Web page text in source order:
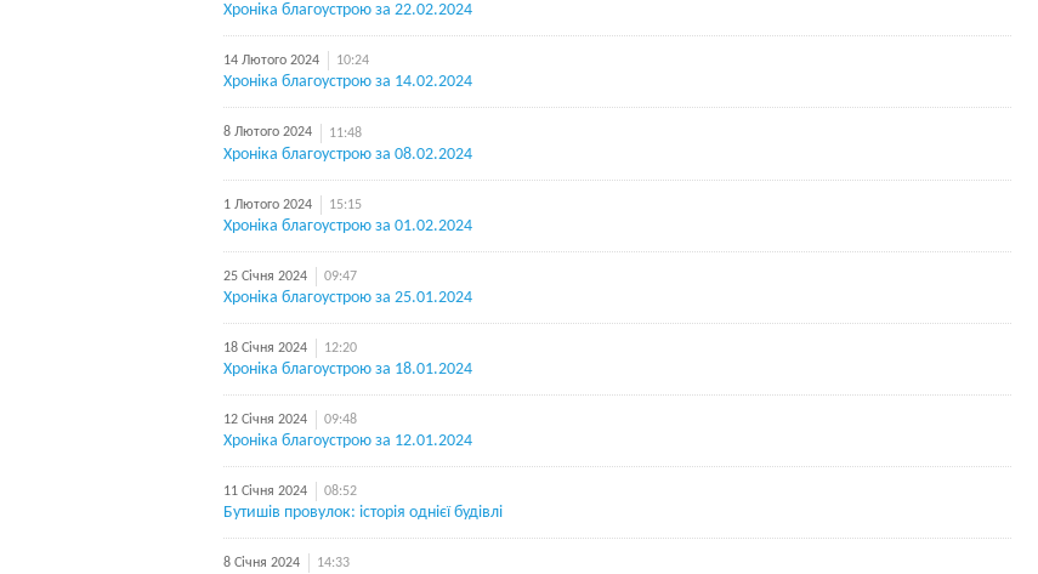
Хроніка благоустрою за 22.02.2024
14 Лютого 2024 10:24
Хроніка благоустрою за 14.02.2024
8 Лютого 2024 11:48
Хроніка благоустрою за 08.02.2024
1 Лютого 2024 15:15
Хроніка благоустрою за 01.02.2024
25 Січня 2024 09:47
Хроніка благоустрою за 25.01.2024
18 Січня 2024 12:20
Хроніка благоустрою за 18.01.2024
12 Січня 2024 09:48
Хроніка благоустрою за 12.01.2024
11 Січня 2024 08:52
Бутишів провулок: історія однієї будівлі
8 Січня 2024 14:33